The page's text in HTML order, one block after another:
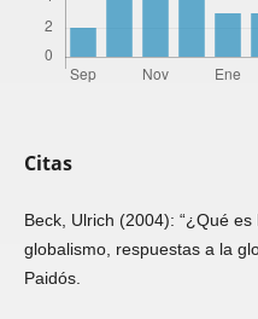
Citas
Beck, Ulrich (2004): “¿Qué
globalismo, respuestas a la
Paidós.